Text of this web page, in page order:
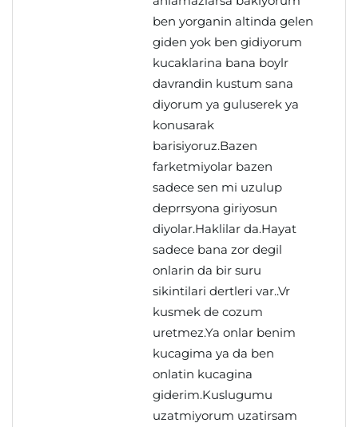
ben yorganin altinda gelen
giden yok ben gidiyorum
kucaklarina bana boylr
davrandin kustum sana
diyorum ya guluserek ya
konusarak
barisiyoruz.Bazen
farketmiyolar bazen
sadece sen mi uzulup
deprrsyona giriyosun
diyolar.Haklilar da.Hayat
sadece bana zor degil
onlarin da bir suru
sikintilari dertleri var..Vr
kusmek de cozum
uretmez.Ya onlar benim
kucagima ya da ben
onlatin kucagina
giderim.Kuslugumu
uzatmiyorum uzatirsam